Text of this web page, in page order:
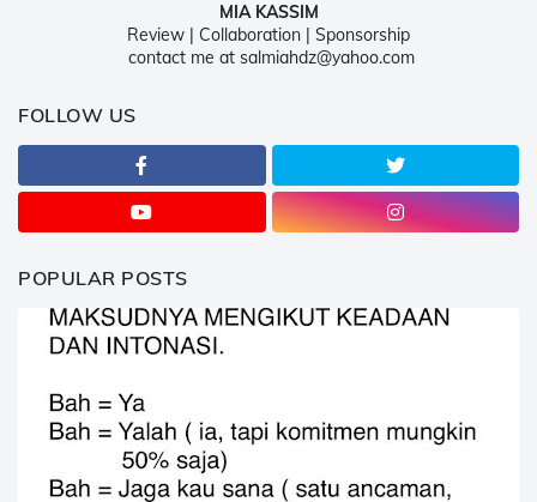
MIA KASSIM
Review | Collaboration | Sponsorship
contact me at salmiahdz@yahoo.com
FOLLOW US
POPULAR POSTS